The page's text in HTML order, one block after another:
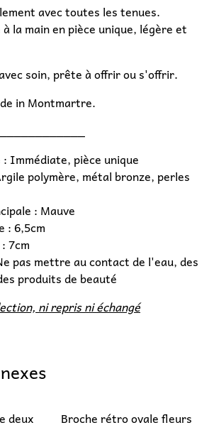
avec toutes les tenues.
la main en pièce unique, légère et
soin, prête à offrir ou s'offrir.
in Montmartre.
Immédiate, pièce unique
polymère, métal bronze, perles
: Mauve
: 6,5cm
7cm
pas mettre au contact de l'eau, des
produits de beauté
ni repris ni échangé
deux Broche rétro ovale fleurs